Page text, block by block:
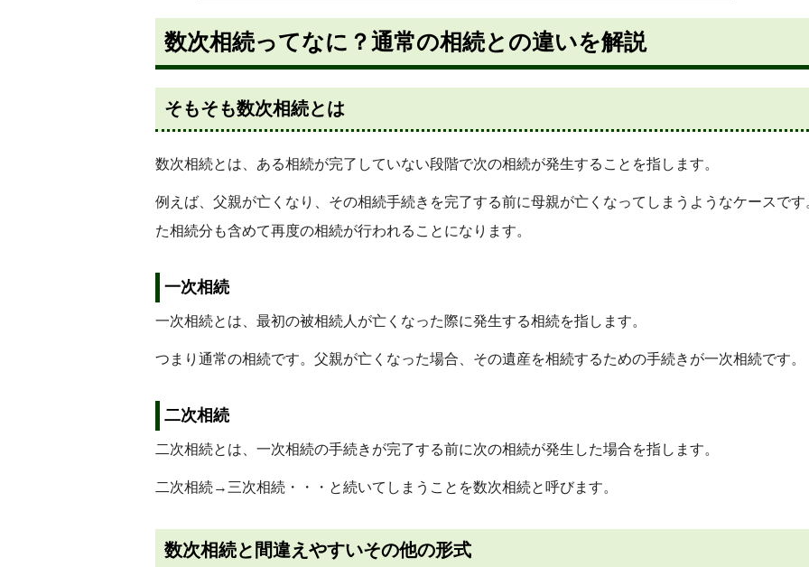
数次相続ってなに？通常の相続との違いを解説
そもそも数次相続とは
数次相続とは、ある相続が完了していない段階で次の相続が発生することを指します。
例えば、父親が亡くなり、その相続手続きを完了する前に母親が亡くなってしまうようなケースで
た相続分も含めて再度の相続が行われることになります。
一次相続
一次相続とは、最初の被相続人が亡くなった際に発生する相続を指します。
つまり通常の相続です。父親が亡くなった場合、その遺産を相続するための手続きが一次相続です。
二次相続
二次相続とは、一次相続の手続きが完了する前に次の相続が発生した場合を指します。
二次相続→三次相続・・・と続いてしまうことを数次相続と呼びます。
数次相続と間違えやすいその他の形式